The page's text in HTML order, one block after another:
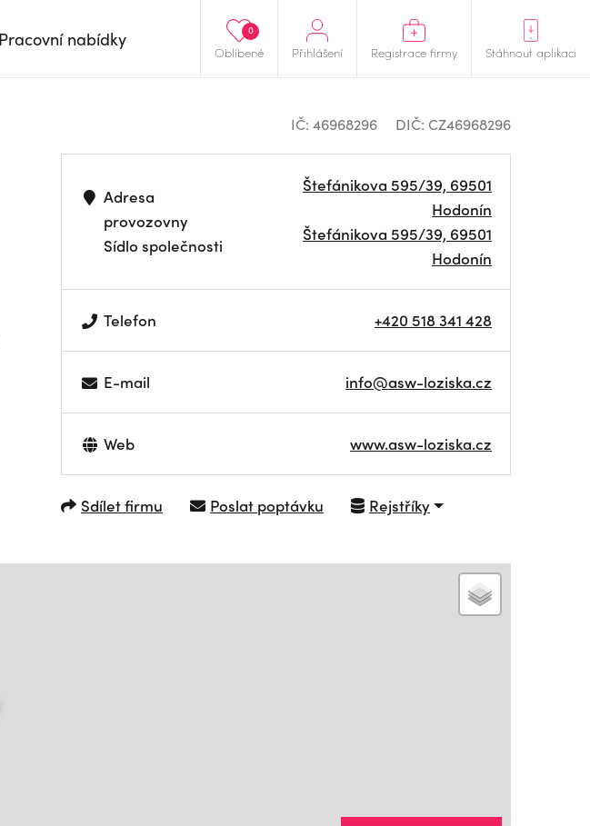
Oblíbené
0
Přihlášení Registrace firmy Stáhnout aplikaci
Pracovní nabídky
IČ: 46968296 DIČ: CZ46968296
Adresa
provozovny
Sídlo společnosti
Štefánikova 595/39, 69501
Hodonín
Štefánikova 595/39, 69501
Hodonín
Telefon +420 518 341 428
E-mail info@asw-loziska.cz
Web www.asw-loziska.cz
Sdílet firmu Poslat poptávku Rejstříky